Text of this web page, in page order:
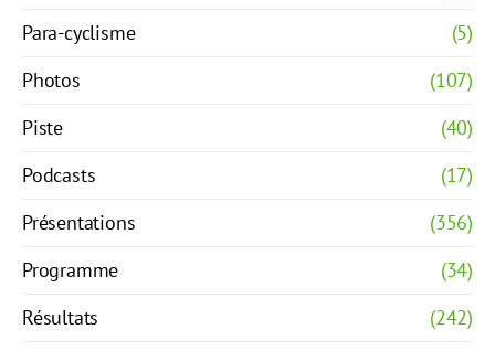
Para-cyclisme
(5)
Photos
(107)
Piste
(40)
Podcasts
(17)
Présentations
(356)
Programme
(34)
Résultats
(242)